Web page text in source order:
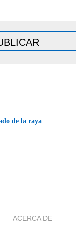
de la raya
ACERCA DE